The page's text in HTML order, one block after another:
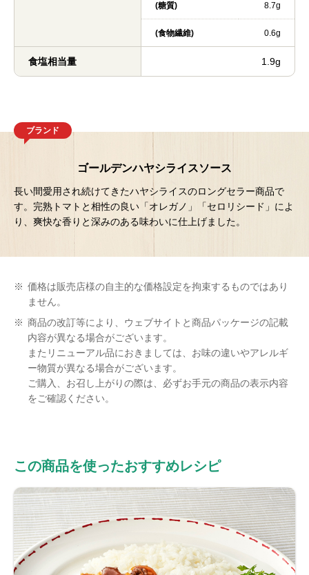
(糖質) 8.7g
(食物繊維) 0.6g
食塩相当量 1.9g
ブランド
ゴールデンハヤシライスソース
長い間愛用され続けてきたハヤシライスのロングセラー商品で
す。完熟トマトと相性の良い「オレガノ」「セロリシード」によ
り、爽快な香りと深みのある味わいに仕上げました。
※ 価格は販売店様の自主的な価格設定を拘束するものではあり
ません。
※ 商品の改訂等により、ウェブサイトと商品パッケージの記載
内容が異なる場合がございます。
またリニューアル品におきましては、お味の違いやアレルギ
ー物質が異なる場合がございます。
ご購入、お召し上がりの際は、必ずお手元の商品の表示内容
をご確認ください。
この商品を使ったおすすめレシピ